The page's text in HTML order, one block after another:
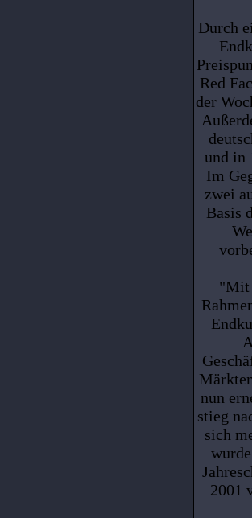
Durch
Red
der
und in
Im
zwei
Basis
"Mit
nun
stieg
sich
2001